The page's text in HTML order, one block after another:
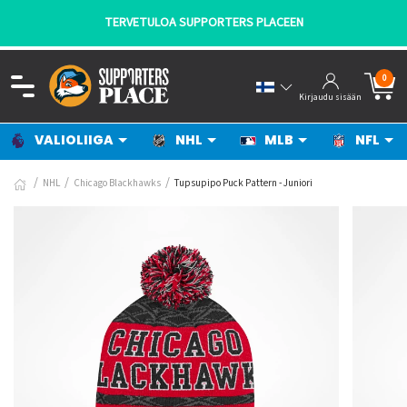
TERVETULOA SUPPORTERS PLACEEN
Kirjaudu sisään
0
VALIOLIIGA NHL MLB NFL
NHL Chicago Blackhawks Tupsupipo Puck Pattern - Juniori